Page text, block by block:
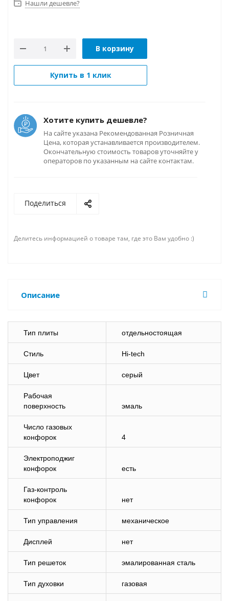
Нашли дешевле?
В корзину
Купить в 1 клик
Хотите купить дешевле?
На сайте указана Рекомендованная Розничная
Цена, которая устанавливается производителем.
Окончательную стоимость товаров уточняйте у
операторов по указанным на сайте контактам.
Поделиться
Делитесь информацией о товаре там, где это Вам удобно :)
Описание
Тип плиты отдельностоящая
Стиль Hi-tech
Цвет серый
Рабочая
поверхность
эмаль
Число газовых
конфорок
4
Электроподжиг
конфорок
есть
Газ-контроль
конфорок
нет
Тип управления механическое
Дисплей нет
Тип решеток эмалированная сталь
Тип духовки газовая